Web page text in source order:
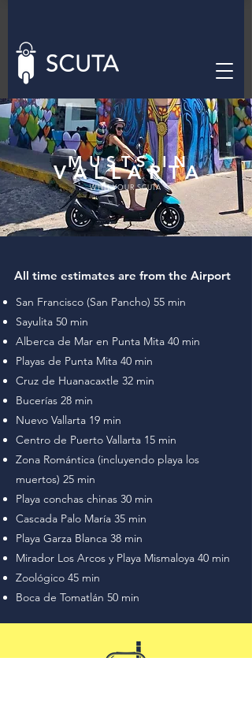
MUSTS IN
VALLARTA
WITH YOUR SCUTA
All time estimates are from the Airport
San Francisco (San Pancho) 55 min
Sayulita 50 min
Alberca de Mar en Punta Mita 40 min
Playas de Punta Mita 40 min
Cruz de Huanacaxtle 32 min
Bucerías 28 min
Nuevo Vallarta 19 min
Centro de Puerto Vallarta 15 min
Zona Romántica (incluyendo playa los
muertos) 25 min
Playa conchas chinas 30 min
Cascada Palo María 35 min
Playa Garza Blanca 38 min
Mirador Los Arcos y Playa Mismaloya 40 min
Zoológico 45 min
Boca de Tomatlán 50 min